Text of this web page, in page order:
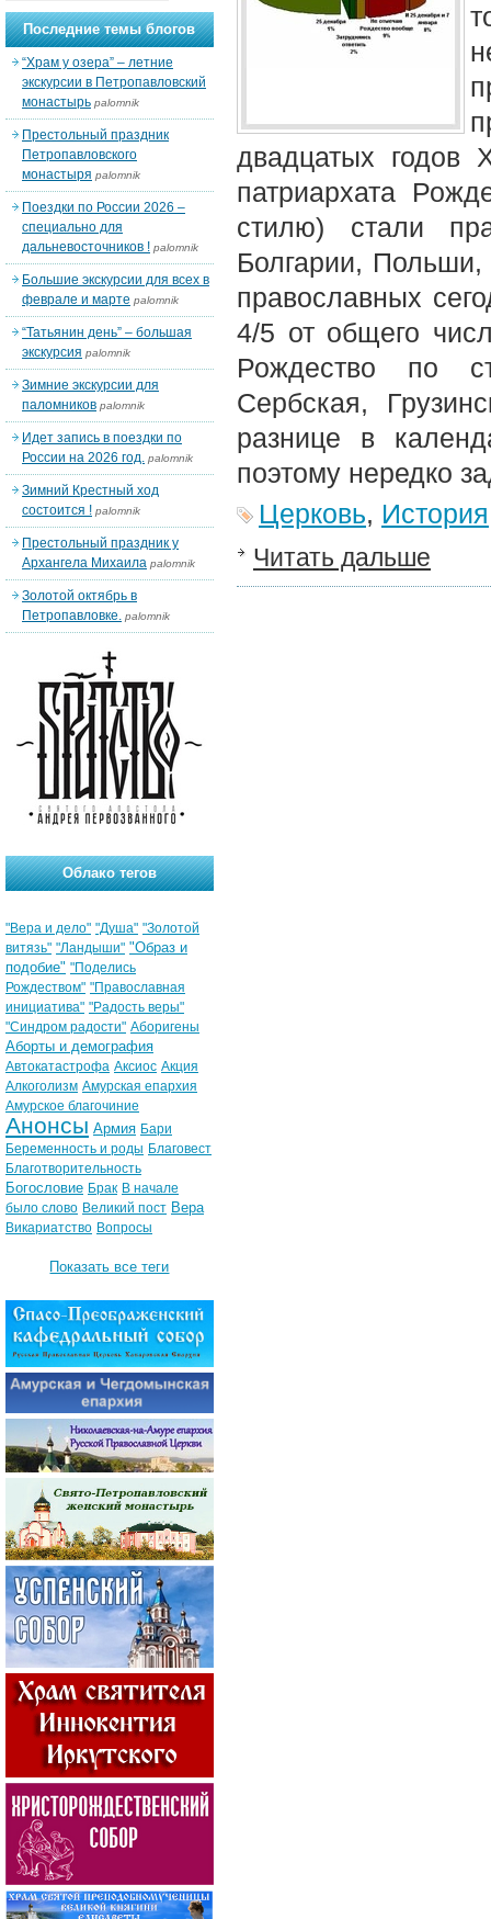
двадцатых годов
патриархата
стилю) стали
Болгарии,
православных
4/5 от общего
Рождество по
Сербская,
разнице в
поэтому нередко
Церковь, История
Читать дальше
Последние темы блогов
“Храм у озера” – летние
экскурсии в Петропавловский
монастырь palomnik
Престольный праздник
Петропавловского
монастыря palomnik
Поездки по России 2026 –
специально для
дальневосточников ! palomnik
Большие экскурсии для всех в
феврале и марте palomnik
“Татьянин день” – большая
экскурсия palomnik
Зимние экскурсии для
паломников palomnik
Идет запись в поездки по
России на 2026 год. palomnik
Зимний Крестный ход
состоится ! palomnik
Престольный праздник у
Архангела Михаила palomnik
Золотой октябрь в
Петропавловке. palomnik
Облако тегов
"Вера и дело" "Душа" "Золотой
витязь" "Ландыши" "Образ и
подобие" "Поделись
Рождеством" "Православная
инициатива" "Радость веры"
"Синдром радости" Аборигены
Аборты и демография
Автокатастрофа Аксиос Акция
Алкоголизм Амурская епархия
Амурское благочиние
Анонсы Армия Бари
Беременность и роды Благовест
Благотворительность
Богословие Брак В начале
было слово Великий пост Вера
Викариатство Вопросы
Показать все теги